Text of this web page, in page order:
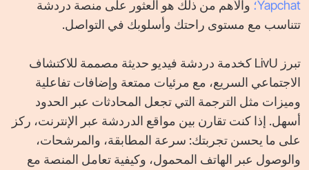
Yapchat؛ والأهم من ذلك هو العثور على منصة دردشة
تتناسب مع مستوى راحتك وأسلوبك في التواصل.
تبرز LivU كخدمة دردشة فيديو حديثة مصممة للاكتشاف
الاجتماعي السريع، مع مرئيات ممتعة وإضافات تفاعلية
وميزات مثل الترجمة التي تجعل المحادثات عبر الحدود
أسهل. إذا كنت تقارن بين مواقع الدردشة عبر الإنترنت، ركز
على ما يحسن تجربتك: سرعة المطابقة، والمرشحات،
والوصول عبر الهاتف المحمول، وكيفية تعامل المنصة مع